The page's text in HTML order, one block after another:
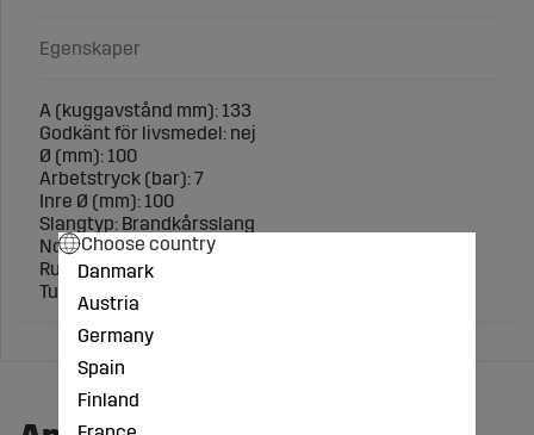
Egenskaper
A (kuggavstånd mm): 133
Godkänt för livsmedel: nej
Ø (mm): 100
Arbetstryck (bar): 7
Inre Ø (mm): 100
Slangtyp: Brandkårsslang
Nominell bredd: A
Rull-längd (m): 30
Tum: 4"
Choose country
Danmark
Austria
Germany
Spain
Finland